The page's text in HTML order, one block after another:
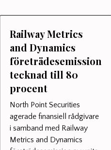
Railway Metrics
and Dynamics
företrädesemission
tecknad till 80
procent
North Point Securities
agerade finansiell rådgivare
i samband med Railway
Metrics and Dynamics